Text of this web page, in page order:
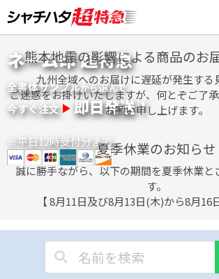
to
content
ネーム印 超特急
全書体サンプルから選んで
今すぐ注文 即日発送！
※平日12時受付分まで
熊本地震の影響による商品のお
九州全域へのお届けに遅延が発生する
ご迷惑をお掛けいたしますが、何とぞご了
お願い申し上げます。
夏季休業のお知らせ
誠に勝手ながら、以下の期間を夏季休業と
す。
【 8月11日及び8月13日(木)から8月16